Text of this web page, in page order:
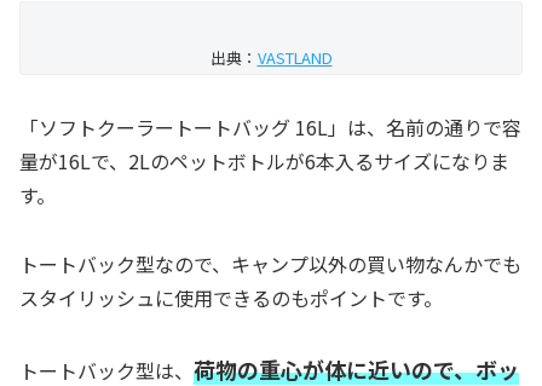
出典： VASTLAND
「ソフトクーラートートバッグ 16L」は、名前の通りで容
量が16Lで、2Lのペットボトルが6本入るサイズになりま
す。
トートバック型なので、キャンプ以外の買い物なんかでも
スタイリッシュに使用できるのもポイントです。
トートバック型は、 荷物の重心が体に近いので、ボッ